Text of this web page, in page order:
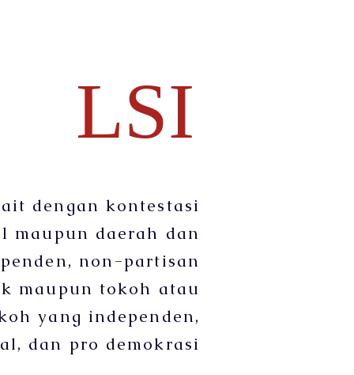
LSI
dengan kontestasi
maupun daerah dan
non-partisan
maupun tokoh atau
yang independen,
dan pro demokrasi